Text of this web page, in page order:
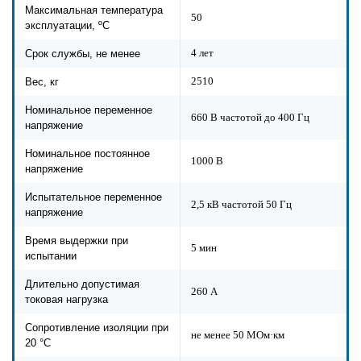
Максимальная температура
эксплуатации, ºС
50
Срок службы, не менее 4 лет
Вес, кг 2510
Номинальное переменное
напряжение
660 В частотой до 400 Гц
Номинальное постоянное
напряжение
1000 В
Испытательное переменное
напряжение
2,5 кВ частотой 50 Гц
Время выдержки при
испытании
5 мин
Длительно допустимая
токовая нагрузка
260 А
Сопротивление изоляции при
20 °С
не менее 50 МОм·км